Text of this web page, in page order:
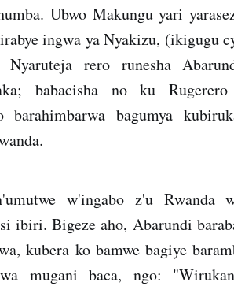
Ubwo Makungu yari
ingwa ya Nyakizu, (ikigugu
rero runesha
babacisha no ku
bagumya
w'ingabo z'u Rwanda
ibiri. Bigeze aho, Abarundi
kubera ko bamwe bagiye
mugani baca, ngo: